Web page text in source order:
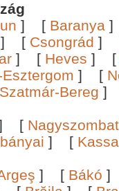
] [ Baranya ]
] [ Csongrád ]
] [ Heves ] [
] [
Bereg ]
[
] [
] [ Bákó ]